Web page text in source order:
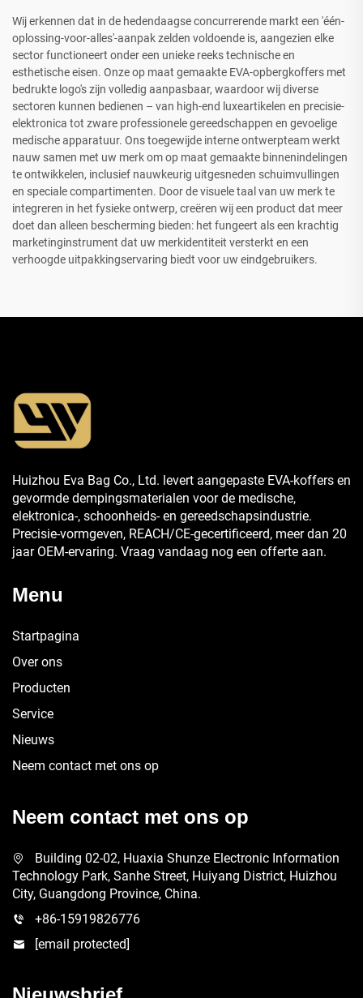
Wij erkennen dat in de hedendaagse concurrerende markt een 'één-
oplossing-voor-alles'-aanpak zelden voldoende is, aangezien elke
sector functioneert onder een unieke reeks technische en
esthetische eisen. Onze op maat gemaakte EVA-opbergkoffers met
bedrukte logo's zijn volledig aanpasbaar, waardoor wij diverse
sectoren kunnen bedienen – van high-end luxeartikelen en precisie-
elektronica tot zware professionele gereedschappen en gevoelige
medische apparatuur. Ons toegewijde interne ontwerpteam werkt
nauw samen met uw merk om op maat gemaakte binnenindelingen
te ontwikkelen, inclusief nauwkeurig uitgesneden schuimvullingen
en speciale compartimenten. Door de visuele taal van uw merk te
integreren in het fysieke ontwerp, creëren wij een product dat meer
doet dan alleen bescherming bieden: het fungeert als een krachtig
marketinginstrument dat uw merkidentiteit versterkt en een
verhoogde uitpakkingservaring biedt voor uw eindgebruikers.
Huizhou Eva Bag Co., Ltd. levert aangepaste EVA-koffers en
gevormde dempingsmaterialen voor de medische,
elektronica-, schoonheids- en gereedschapsindustrie.
Precisie-vormgeven, REACH/CE-gecertificeerd, meer dan 20
jaar OEM-ervaring. Vraag vandaag nog een offerte aan.
Menu
Startpagina
Over ons
Producten
Service
Nieuws
Neem contact met ons op
Neem contact met ons op
Building 02-02, Huaxia Shunze Electronic Information
Technology Park, Sanhe Street, Huiyang District, Huizhou
City, Guangdong Province, China.
+86-15919826776
[email protected]